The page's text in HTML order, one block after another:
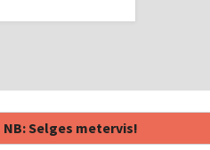
NB: Selges metervis!